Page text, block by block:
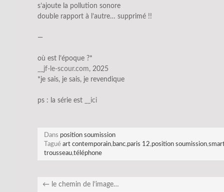
s’ajoute la pollution sonore
double rapport à l’autre… supprimé !!
—
où est l’époque ?*
__jf-le-scour.com, 2025
*je sais, je sais, je revendique
ps : la série est __ici
Dans position soumission
Tagué art contemporain, banc,paris 12,position soumission,
trousseau,téléphone
← le chemin de l’image…